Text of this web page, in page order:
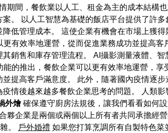
期間，餐飲業以人工、租金為主的成本結構
。 以人工智慧為基礎的飯店平台提供了許
低管理成本。 這使企業有機會在市場上獲
有效率地運營，從而促進業務成功並提高客
銷售和庫存管理流程。 AI攝影測量液體、
的推出，餐飲企業可以更有效率地運營，
提高客戶滿意度。 此外，隨著國內疫情逐
情後越來越多餐飲企業思考的問題。 人類
外燴確保遵守廚房法規後，讓我們看看如何
夥企業是兩個或兩個以上所有者共同承擔經
。
戶外婚禮 如果您打算烹調所有自製特色菜